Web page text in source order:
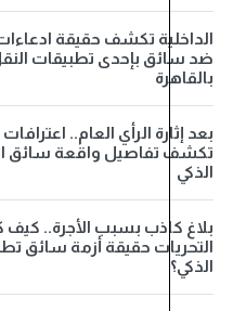
الداخلية تكشف حقيقة
ضد سائق بإحدى تطبيقات
بالقاهرة
بعد إثارة الرأي العام..
تكشف تفاصيل واقعة سائق
الذكي
بلاغ كاذب بسبب الأجرة..
التحريات حقيقة أزمة سائق
الذكي؟